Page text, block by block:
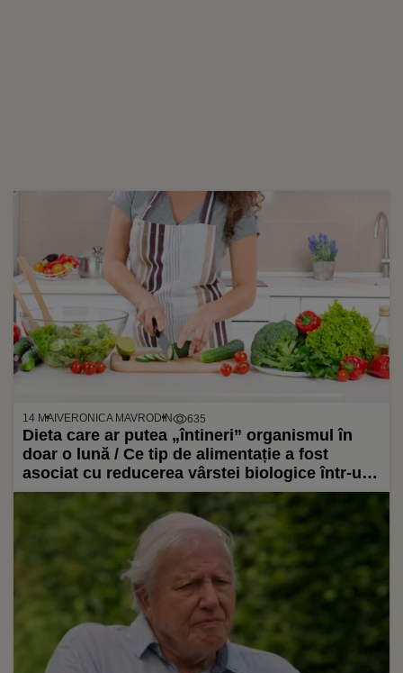
14 MAIVERONICA MAVRODIN 635
Dieta care ar putea „întineri” organismul în
doar o lună / Ce tip de alimentație a fost
asociat cu reducerea vârstei biologice într-un
nou studiu